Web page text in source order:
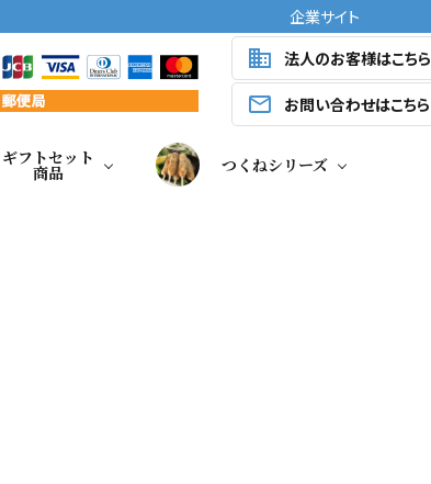
企業サイト
business 法人のお客様はこちら
mail_outline お問い合わせはこちら
ギフトセット
商品 つくねシリーズ